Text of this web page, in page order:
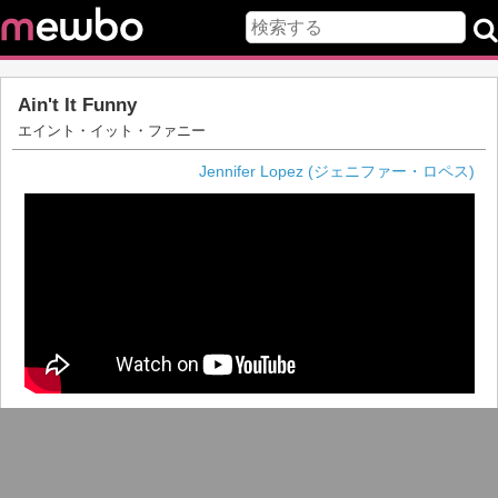
Ain't It Funny
エイント・イット・ファニー
Jennifer Lopez (ジェニファー・ロペス)